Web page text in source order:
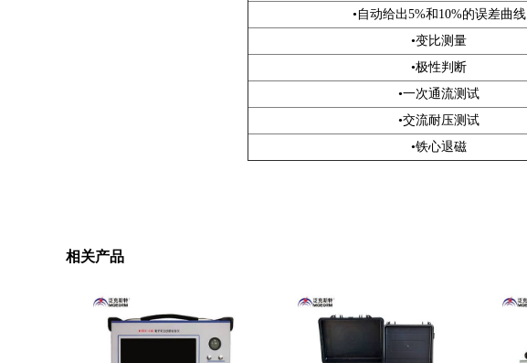
•自动给出5%和10%的误差曲线
•变比测量
•极性判断
•一次通流测试
•交流耐压测试
•铁心退磁
相关产品